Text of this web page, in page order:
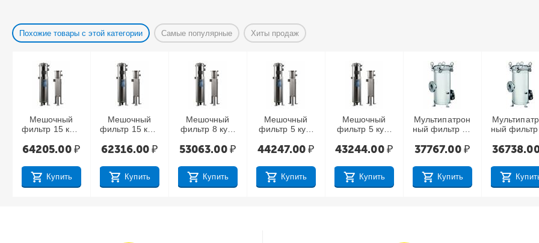
Похожие товары с этой категории Самые популярные Хиты продаж
Мешочный
фильтр 15 куб/
вход 2"
покрытие
64205.00 ₽
Купить
Мешочный
фильтр 15 куб/
вход 2"
62316.00₽
Купить
Мешочный
фильтр 8 куб/
вход 1"
покрытие
53063.00 ₽
Купить
Мешочный
фильтр 5 куб/
High Class
44247.00₽
Купить
Мешочный
фильтр 5 куб/
вход 1"
43244.00 ₽
Купить
Мультипатрон
ный фильтр 20
х5, 1.5" резьба
матовый
37767.00 ₽
Купить
ный фильтр
х5, 1.5"